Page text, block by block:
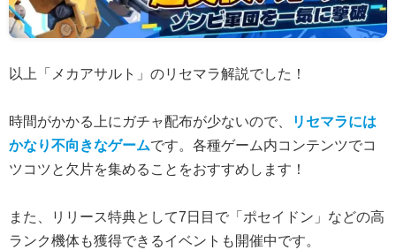
以上「メカアサルト」のリセマラ解説でした！
時間がかかる上にガチャ配布が少ないので、
リセマラには
かなり不向きなゲームです。各種ゲーム内コンテンツでコ
ツコツと欠片を集めることをおすすめします！
また、リリース特典として7日目で「ポセイドン」などの高
ランク機体も獲得できるイベントも開催中です。